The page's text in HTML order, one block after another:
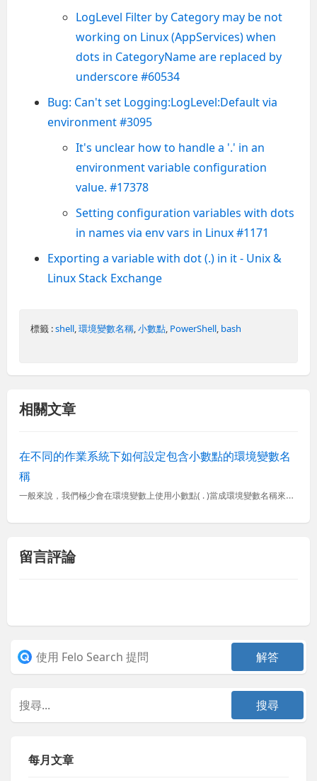
LogLevel Filter by Category may be not
working on Linux (AppServices) when
dots in CategoryName are replaced by
underscore #60534
Bug: Can't set Logging:LogLevel:Default via
environment #3095
It's unclear how to handle a '.' in an
environment variable configuration
value. #17378
Setting configuration variables with dots
in names via env vars in Linux #1171
Exporting a variable with dot (.) in it - Unix &
Linux Stack Exchange
標籤 :shell ,環境變數名稱 ,小數點 PowerShell bash
相關文章
在不同的作業系統下如何設定包含小數點的環境變數名
稱
一般來說，我們極少會在環境變數上使用小數點( . )當成環境變數名稱來使用，但是在特定應用程式的條件下，可能被迫需要做出這樣的設定。像透過環境變數設定 .NET 應用程式的 LogLevel 就很可能
留言評論
每月文章